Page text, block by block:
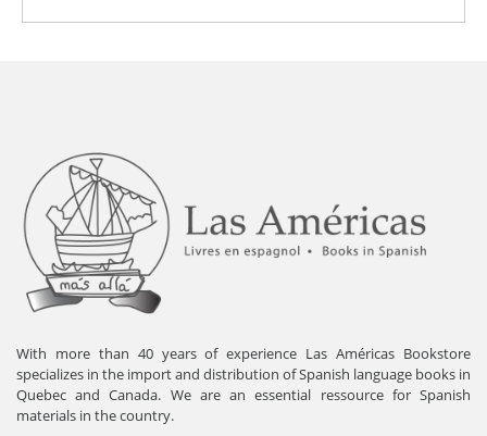
With more than 40 years of experience Las Américas Bookstore
specializes in the import and distribution of Spanish language books in
Quebec and Canada. We are an essential ressource for Spanish
materials in the country.